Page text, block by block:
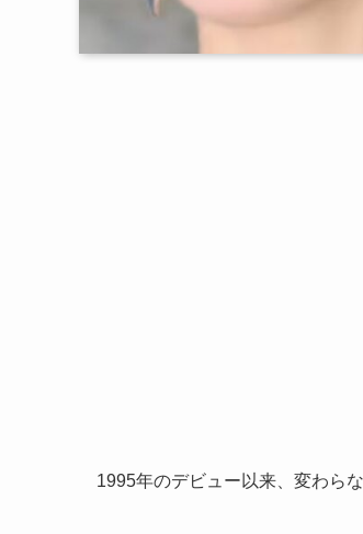
1995年のデビュー以来、変わら